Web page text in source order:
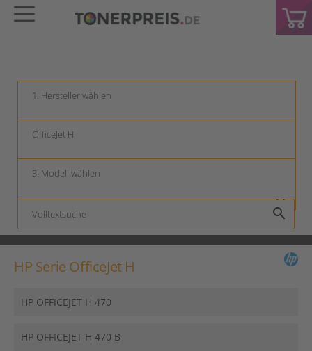
keyboard_arrow_down
keyboard_arrow_down
keyboard_arrow_down
search
HP Serie OfficeJet H
HP OFFICEJET H 470
HP OFFICEJET H 470 B